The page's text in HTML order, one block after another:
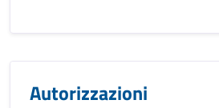
Autorizzazioni